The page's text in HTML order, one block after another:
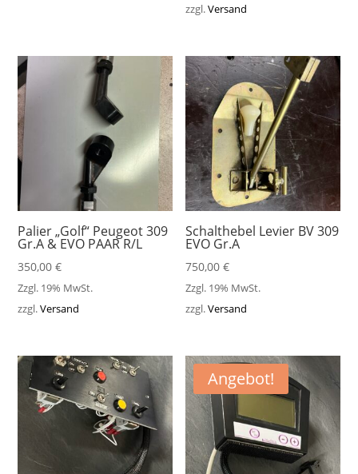
zzgl.Versand
Palier „Golf“ Peugeot 309
Gr.A & EVO PAAR R/L
350,00€
Zzgl. 19% MwSt.
zzgl.Versand
Schalthebel Levier BV 309
EVO Gr.A
750,00€
Zzgl. 19% MwSt.
zzgl.Versand
Angebot!